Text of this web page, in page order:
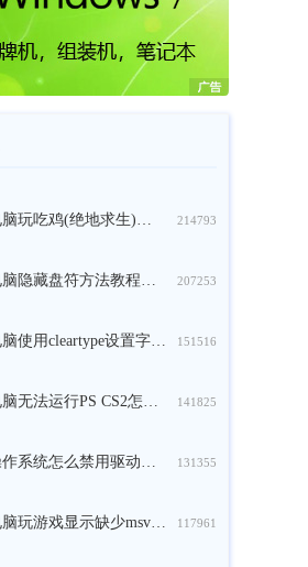
Win10电脑玩吃鸡(绝地求生)时崩溃怎么办？ 214793
Win10电脑隐藏盘符方法教程分享 207253
Win10电脑使用cleartype设置字体方法教程 151516
Win10电脑无法运行PS CS2怎么解决？ 141825
Win10操作系统怎么禁用驱动的强制签名？ 131355
Win10电脑玩游戏显示缺少msvcp140.dll怎么办？ 117961